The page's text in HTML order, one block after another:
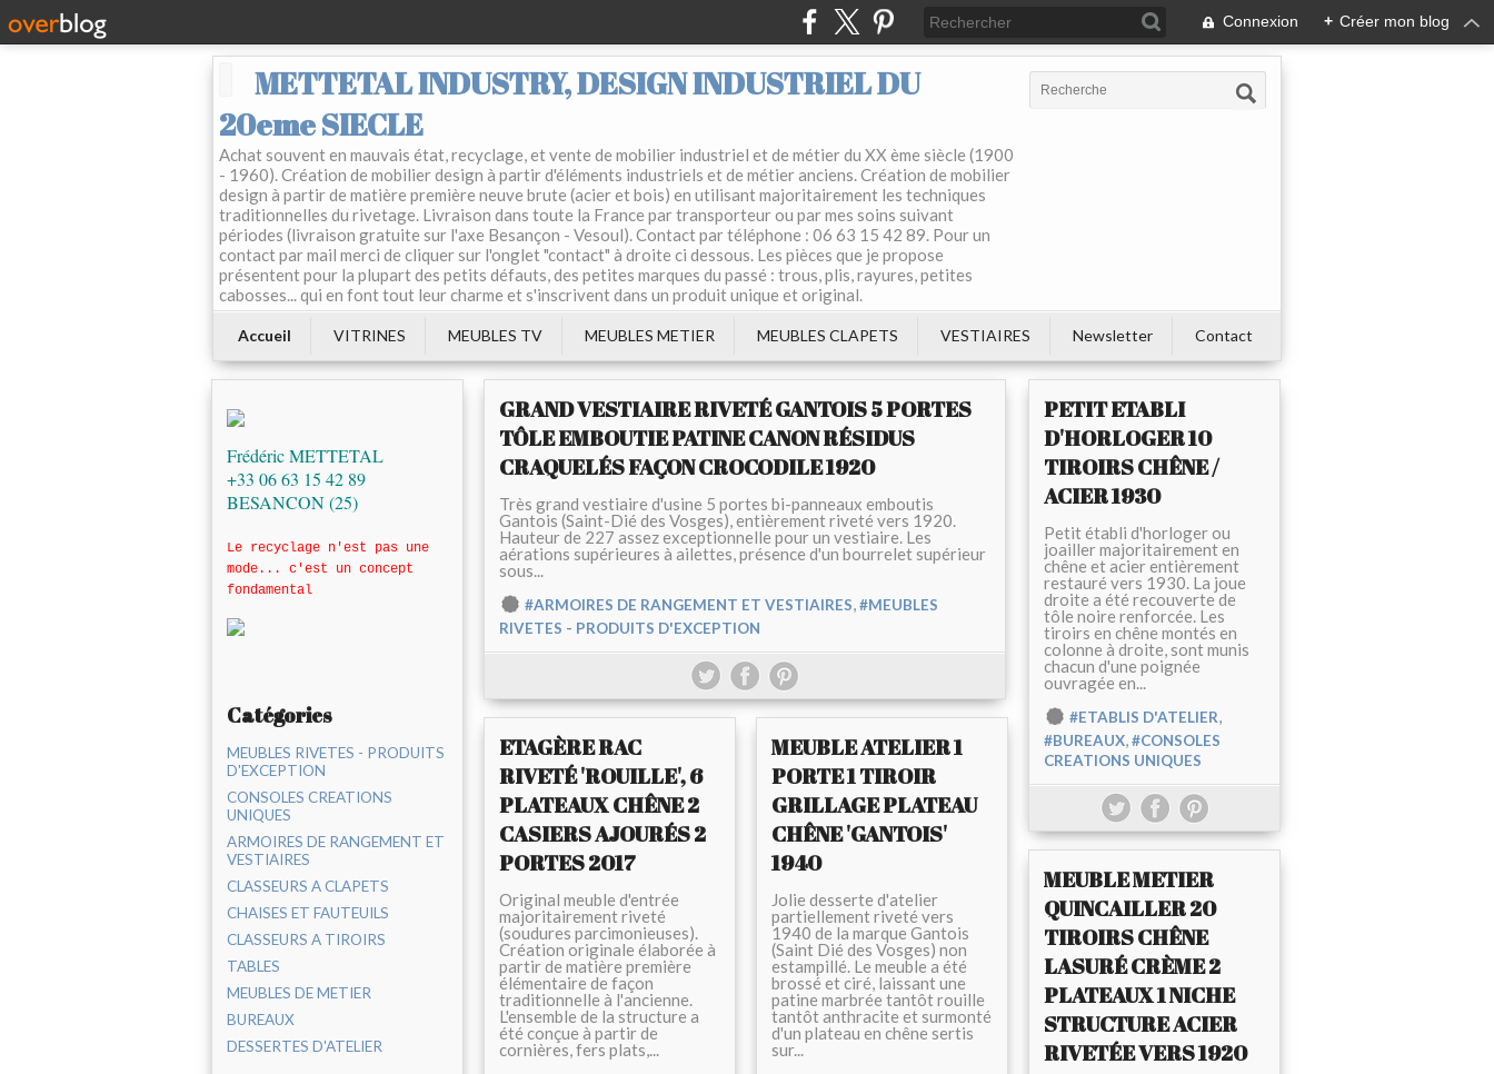
Connexion + Créer mon blog
METTETAL INDUSTRY, DESIGN INDUSTRIEL DU
20eme SIECLE
Achat souvent en mauvais état, recyclage, et vente de mobilier industriel et de métier du XX ème siècle (1900
- 1960). Création de mobilier design à partir d'éléments industriels et de métier anciens. Création de mobilier
design à partir de matière première neuve brute (acier et bois) en utilisant majoritairement les techniques
traditionnelles du rivetage. Livraison dans toute la France par transporteur ou par mes soins suivant
périodes (livraison gratuite sur l'axe Besançon - Vesoul). Contact par téléphone : 06 63 15 42 89. Pour un
contact par mail merci de cliquer sur l'onglet "contact" à droite ci dessous. Les pièces que je propose
présentent pour la plupart des petits défauts, des petites marques du passé : trous, plis, rayures, petites
cabosses... qui en font tout leur charme et s'inscrivent dans un produit unique et original.
Accueil VITRINES MEUBLES TV MEUBLES METIER MEUBLES CLAPETS VESTIAIRES Newsletter Contact
Frédéric METTETAL
+33 06 63 15 42 89
BESANCON (25)
Le recyclage n'est pas une
mode... c'est un concept
fondamental
Catégories
MEUBLES RIVETES - PRODUITS
D'EXCEPTION
CONSOLES CREATIONS
UNIQUES
ARMOIRES DE RANGEMENT ET
VESTIAIRES
CLASSEURS A CLAPETS
CHAISES ET FAUTEUILS
CLASSEURS A TIROIRS
TABLES
MEUBLES DE METIER
BUREAUX
DESSERTES D'ATELIER
GRAND VESTIAIRE RIVETÉ GANTOIS 5 PORTES
TÔLE EMBOUTIE PATINE CANON RÉSIDUS
CRAQUELÉS FAÇON CROCODILE 1920
Très grand vestiaire d'usine 5 portes bi-panneaux emboutis
Gantois (Saint-Dié des Vosges), entièrement riveté vers 1920.
Hauteur de 227 assez exceptionnelle pour un vestiaire. Les
aérations supérieures à ailettes, présence d'un bourrelet supérieur
sous...
#ARMOIRES DE RANGEMENT ET VESTIAIRES,#MEUBLES
RIVETES - PRODUITS D'EXCEPTION
PETIT ETABLI
D'HORLOGER 10
TIROIRS CHÊNE /
ACIER 1930
Petit établi d'horloger ou
joailler majoritairement en
chêne et acier entièrement
restauré vers 1930. La joue
droite a été recouverte de
tôle noire renforcée. Les
tiroirs en chêne montés en
colonne à droite, sont munis
chacun d'une poignée
ouvragée en...
#ETABLIS D'ATELIER,
#BUREAUX,#CONSOLES
CREATIONS UNIQUES
ETAGÈRE RAC
RIVETÉ 'ROUILLE', 6
PLATEAUX CHÊNE 2
CASIERS AJOURÉS 2
PORTES 2017
Original meuble d'entrée
majoritairement riveté
(soudures parcimonieuses).
Création originale élaborée à
partir de matière première
élémentaire de façon
traditionnelle à l'ancienne.
L'ensemble de la structure a
été conçue à partir de
cornières, fers plats,...
MEUBLE ATELIER 1
PORTE 1 TIROIR
GRILLAGE PLATEAU
CHÊNE 'GANTOIS'
1940
Jolie desserte d'atelier
partiellement riveté vers
1940 de la marque Gantois
(Saint Dié des Vosges) non
estampillé. Le meuble a été
brossé et ciré, laissant une
patine marbrée tantôt rouille
tantôt anthracite et surmonté
d'un plateau en chêne sertis
sur...
MEUBLE METIER
QUINCAILLER 20
TIROIRS CHÊNE
LASURÉ CRÈME 2
PLATEAUX 1 NICHE
STRUCTURE ACIER
RIVETÉE VERS 1920